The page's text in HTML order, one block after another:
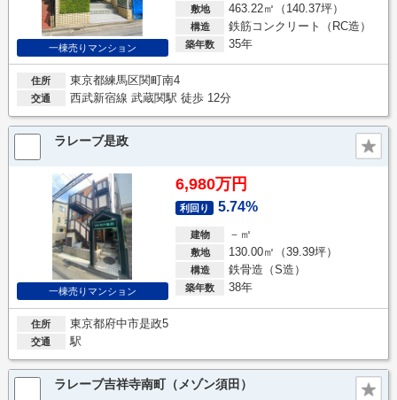
一棟売りマンション
敷地 463.22㎡（140.37坪）
構造 鉄筋コンクリート（RC造）
築年数 35年
住所 東京都練馬区関町南4
交通 西武新宿線 武蔵関駅 徒歩 12分
ラレーブ是政
一棟売りマンション
6,980万円
利回り 5.74%
建物 －㎡
敷地 130.00㎡（39.39坪）
構造 鉄骨造（S造）
築年数 38年
住所 東京都府中市是政5
交通 駅
ラレーブ吉祥寺南町（メゾン須田）